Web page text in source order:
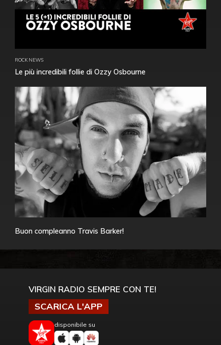
ROCK NEWS
Le più incredibili follie di Ozzy Osbourne
Buon compleanno Travis Barker!
VIRGIN RADIO SEMPRE CON TE!
SCARICA L'APP
disponibile su